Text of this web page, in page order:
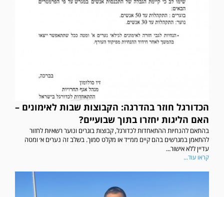
הכדורגל חוזר בהדרגה: הקבוצות שבות לאימונים –
האם הליגות יחזרו בתוך שבועיים?
בהתאם להנחיות ההתאחדות לכדורגל, קבוצות בוגרים ונוער רשאיות לחזור
להתאמן במגרשים בהם קיים ממ״ד או מקלט סמוך. בשלב זה נערים א׳ ומטה
עדיין ללא אישור...
קראו עוד...